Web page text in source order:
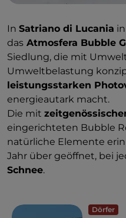
In Satriano di Lucania
das Atmosfera Bubble
Siedlung, die mit
Umweltbelastung
leistungsstarken
energieautark macht.
Die mit
eingerichteten Bubble
natürliche Elemente
Jahr über geöffnet, bei
Schnee.
Dörfer